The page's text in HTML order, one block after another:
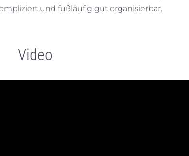
und fußläufig gut organisierbar.
Video